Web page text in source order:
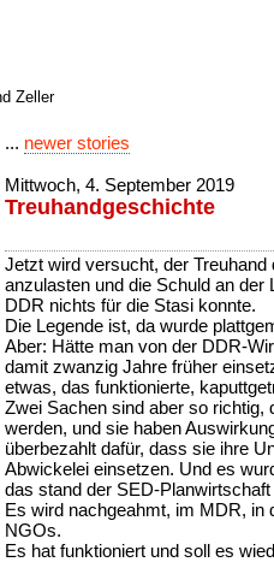
Zeller
... newer stories
Mittwoch, 4. September 2019
Treuhandgeschichte
Jetzt wird versucht, der
anzulasten und die Schuld an der
DDR nichts für die Stasi konnte.
Die Legende ist, da wurde
Aber: Hätte man von der DDR-
damit zwanzig Jahre früher
etwas, das funktionierte,
Zwei Sachen sind aber so richtig,
werden, und sie haben
überbezahlt dafür, dass sie ihre
Abwickelei einsetzen. Und es
das stand der SED-
Es wird nachgeahmt, im MDR, in
NGOs.
Es hat funktioniert und soll es